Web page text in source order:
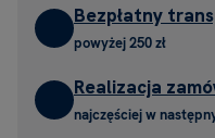
Bezpłatny
powyżej 250 zł
Realizacja
najczęściej w